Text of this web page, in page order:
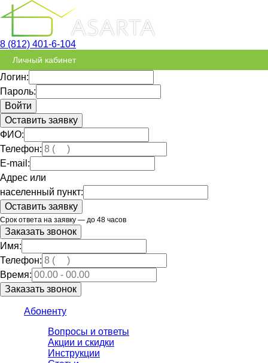
8 (812) 401-6-104
Личный кабинет
Логин:
Пароль:
Оставить заявку
ФИО:
Телефон:
E-mail:
Адрес или
населенный пункт:
Срок ответа на заявку — до 48 часов
Заказать звонок
Имя:
Телефон:
Время:
Абоненту
Вопросы и ответы
Акции и скидки
Инструкции